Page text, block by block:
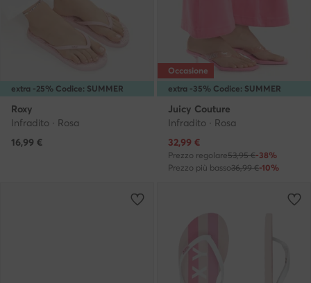
extra -25% Codice: SUMMER
Roxy
Infradito · Rosa
16,99 €
extra -35% Codice: SUMMER
Occasione
Juicy Couture
Infradito · Rosa
Prezzo attuale
32,99 €
Prezzo regolare53,95 €-38%
Prezzo più basso36,99 €-10%